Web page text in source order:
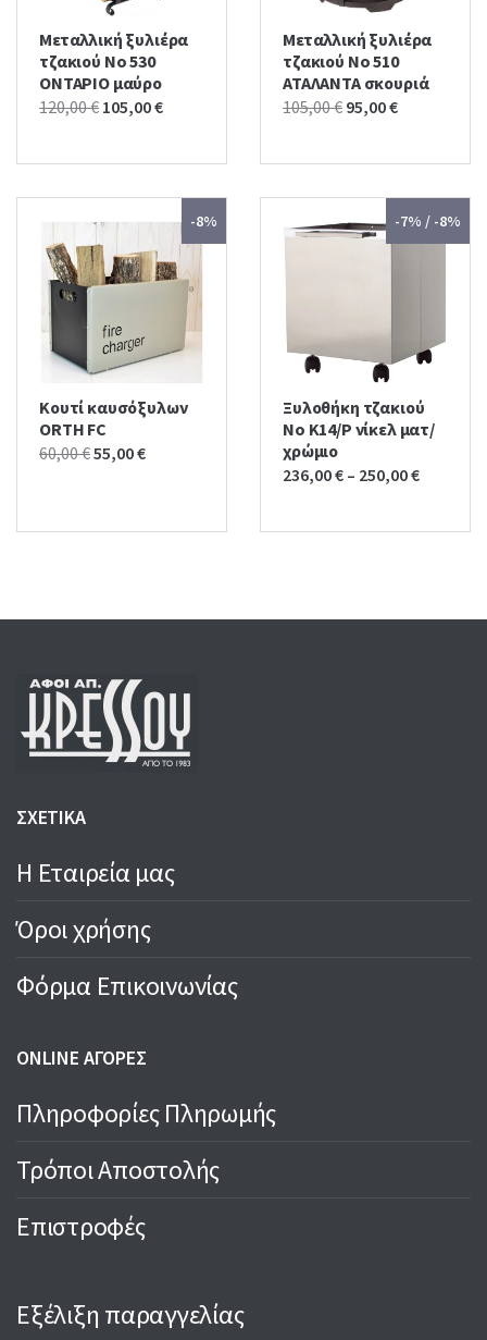
Μεταλλική ξυλιέρα
τζακιού No 530
ΟΝΤΑΡΙΟ μαύρο
120,00€ Original
was:
105,00€Current
is:
Μεταλλική ξυλιέρα
τζακιού No 510
ΑΤΑΛΑΝΤΑ σκουριά
105,00€ Original
was:
95,00€Current
is:
-8%
Κουτί καυσόξυλων
ORTH FC
60,00€Original
60,00 €.
55,00€Current
55,00 €.
-7% / -8%
Ξυλοθήκη τζακιού
No K14/P νίκελ ματ/
χρώμιο
236,00€ – 250,00€
ΣΧΕΤΙΚΑ
Η Εταιρεία μας
Όροι χρήσης
Φόρμα Επικοινωνίας
ONLINE ΑΓΟΡΕΣ
Πληροφορίες Πληρωμής
Τρόποι Αποστολής
Επιστροφές
Εξέλιξη παραγγελίας